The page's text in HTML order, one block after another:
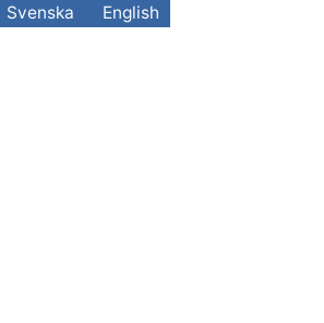
Svenska English